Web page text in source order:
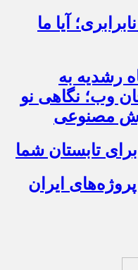
آیا ما
رشدیه به
وب؛ نگاهی نو
مصنوعی
تابستان شما
ایران